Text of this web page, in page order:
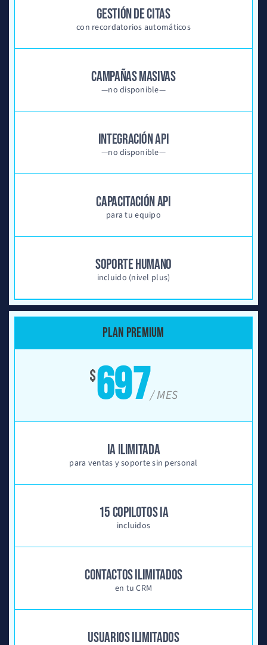
GESTIÓN DE CITAS
con recordatorios automáticos
CAMPAÑAS MASIVAS
—no disponible—
INTEGRACIÓN API
—no disponible—
CAPACITACIÓN API
para tu equipo
SOPORTE HUMANO
incluido (nivel plus)
PLAN PREMIUM
$697/ MES
IA ILIMITADA
para ventas y soporte sin personal
15 COPILOTOS IA
incluidos
CONTACTOS ILIMITADOS
en tu CRM
USUARIOS ILIMITADOS